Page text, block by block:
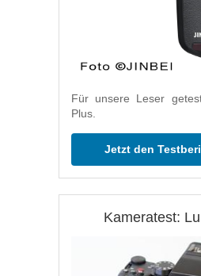
Für unsere Leser
Plus.
Jetzt den
Kameratest: